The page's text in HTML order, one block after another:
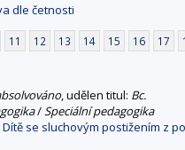
dle četnosti
11 12 13 14 15 16 17
, udělen titul: Bc.
/Speciální pedagogika
Dítě se sluchovým postižením z